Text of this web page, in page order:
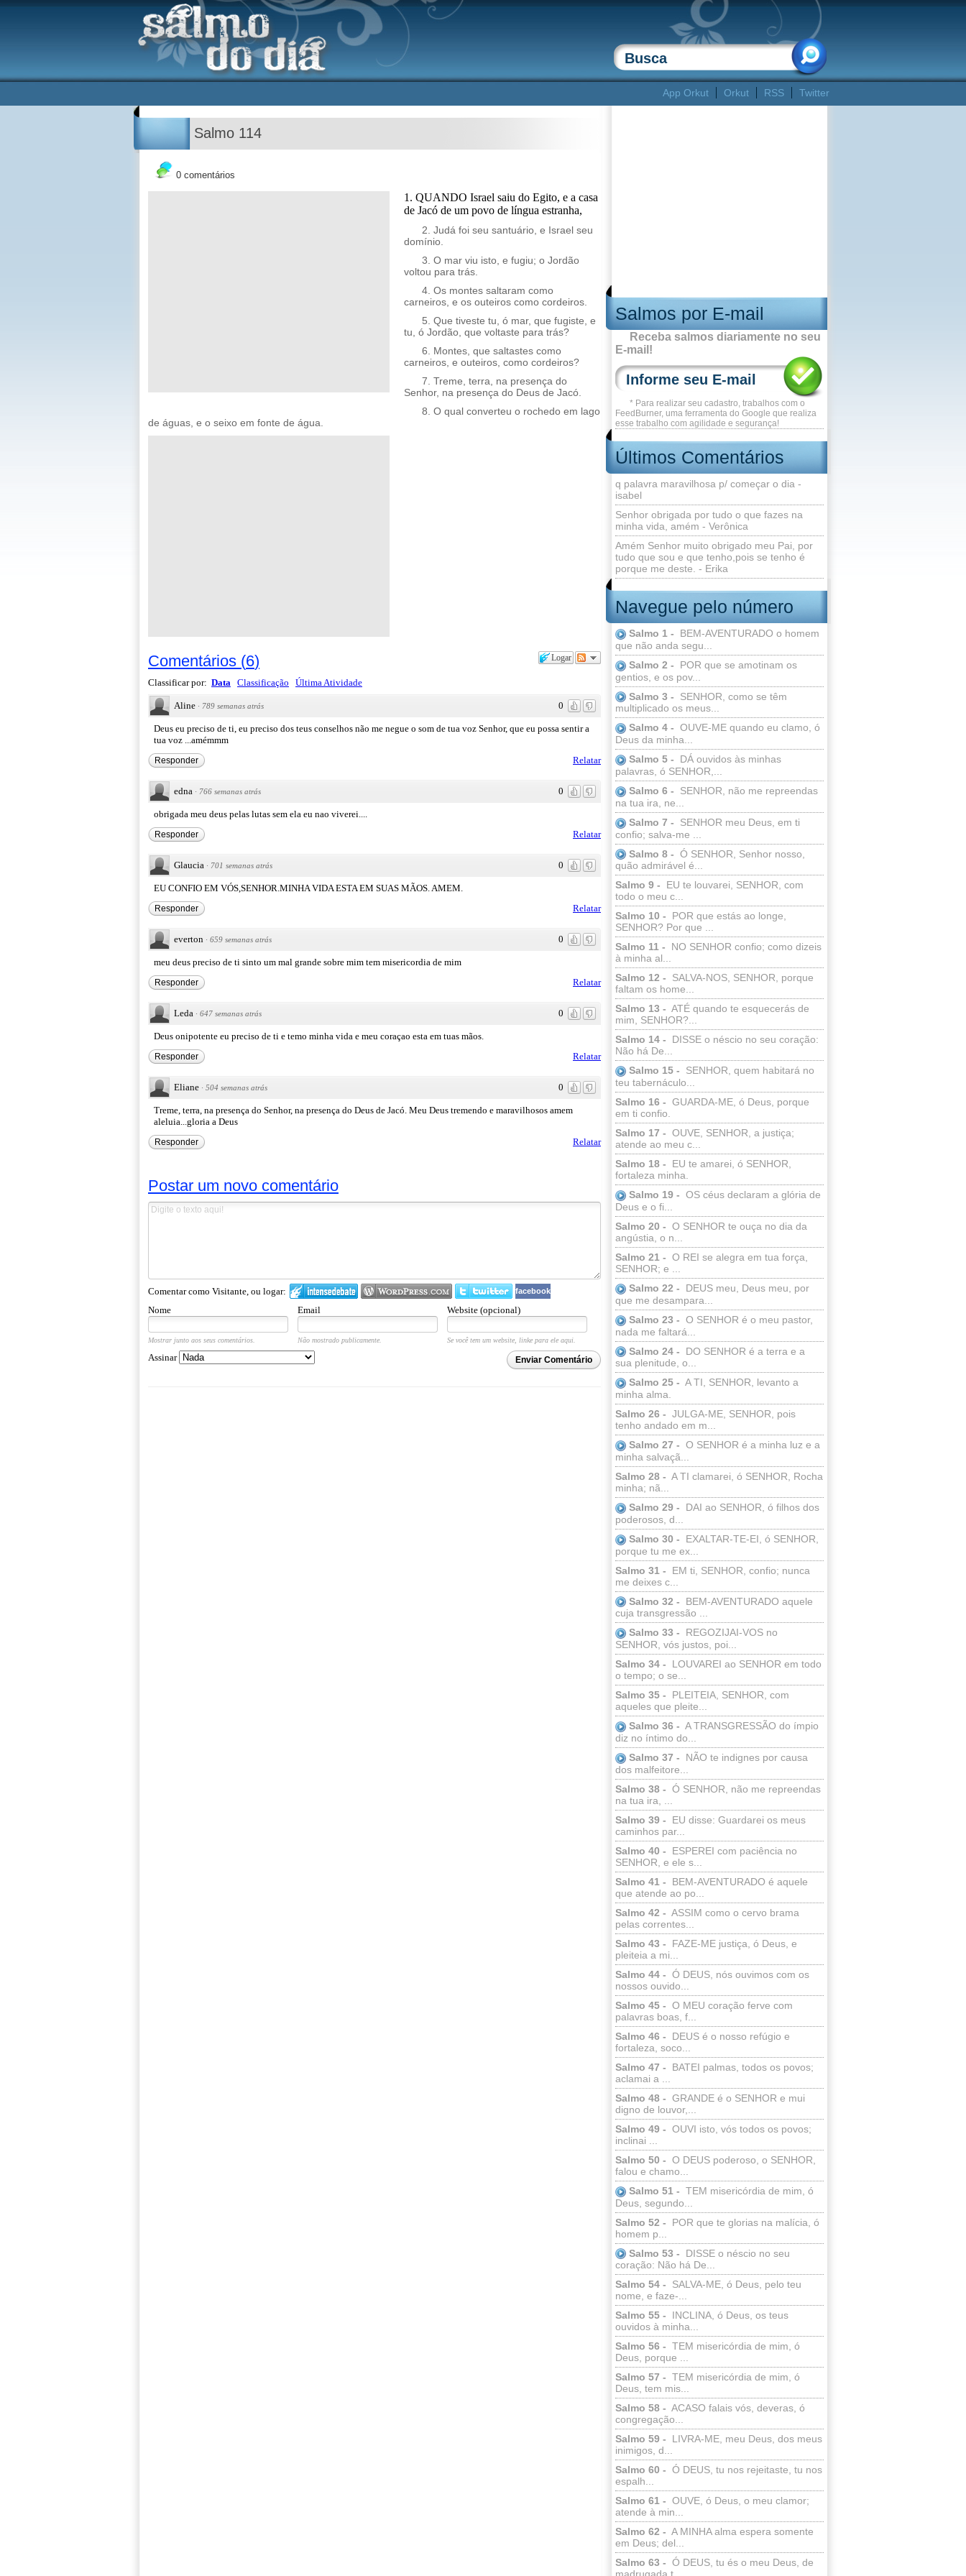
App Orkut Orkut RSS Twitter
Salmos por E-mail
Receba salmos diariamente no seu
E-mail!
* Para realizar seu cadastro, trabalhos com o
FeedBurner, uma ferramenta do Google que realiza
esse trabalho com agilidade e segurança!
Últimos Comentários
q palavra maravilhosa p/ começar o dia -
isabel
Senhor obrigada por tudo o que fazes na
minha vida, amém - Verônica
Amém Senhor muito obrigado meu Pai, por
tudo que sou e que tenho,pois se tenho é
porque me deste. - Erika
Navegue pelo número
Salmo 1 -
BEM-AVENTURADO o homem
que não anda segu...
Salmo 2 -
POR que se amotinam os
gentios, e os pov...
Salmo 3 -
SENHOR, como se têm
multiplicado os meus...
Salmo 4 - OUVE-ME quando eu clamo, ó
Deus da minha...
Salmo 5 -
DÁ ouvidos às minhas
palavras, ó SENHOR,...
Salmo 6 -
SENHOR, não me repreendas
na tua ira, ne...
Salmo 7 -
SENHOR meu Deus, em ti
confio; salva-me ...
Salmo 8 - Ó SENHOR, Senhor nosso,
quão admirável é...
Salmo 9 -
EU te louvarei, SENHOR, com
todo o meu c...
Salmo 10 -
POR que estás ao longe,
SENHOR? Por que ...
Salmo 11 -
NO SENHOR confio; como dizeis
à minha al...
Salmo 12 -
SALVA-NOS, SENHOR, porque
faltam os home...
Salmo 13 - ATÉ quando te esquecerás de
mim, SENHOR?...
Salmo 14 -
DISSE o néscio no seu coração:
Não há De...
Salmo 15 -
SENHOR, quem habitará no
teu tabernáculo...
Salmo 16 - GUARDA-ME, ó Deus, porque
em ti confio.
Salmo 17 - OUVE, SENHOR, a justiça;
atende ao meu c...
Salmo 18 -
EU te amarei, ó SENHOR,
fortaleza minha.
Salmo 19 - OS céus declaram a glória de
Deus e o fi...
Salmo 20 - O SENHOR te ouça no dia da
angústia, o n...
Salmo 21 - O REI se alegra em tua força,
SENHOR; e ...
Salmo 22 -
DEUS meu, Deus meu, por
que me desampara...
Salmo 23 - O SENHOR é o meu pastor,
nada me faltará...
Salmo 24 -
DO SENHOR é a terra e a
sua plenitude, o...
Salmo 25 - A TI, SENHOR, levanto a
minha alma.
Salmo 26 - JULGA-ME, SENHOR, pois
tenho andado em m...
Salmo 27 - O SENHOR é a minha luz e a
minha salvaçã...
Salmo 28 - A TI clamarei, ó SENHOR, Rocha
minha; nã...
Salmo 29 -
DAI ao SENHOR, ó filhos dos
poderosos, d...
Salmo 30 -
EXALTAR-TE-EI, ó SENHOR,
porque tu me ex...
Salmo 31 -
EM ti, SENHOR, confio; nunca
me deixes c...
Salmo 32 -
BEM-AVENTURADO aquele
cuja transgressão ...
Salmo 33 -
REGOZIJAI-VOS no
SENHOR, vós justos, poi...
Salmo 34 -
LOUVAREI ao SENHOR em todo
o tempo; o se...
Salmo 35 -
PLEITEIA, SENHOR, com
aqueles que pleite...
Salmo 36 - A TRANSGRESSÃO do ímpio
diz no íntimo do...
Salmo 37 -
NÃO te indignes por causa
dos malfeitore...
Salmo 38 - Ó SENHOR, não me repreendas
na tua ira, ...
Salmo 39 -
EU disse: Guardarei os meus
caminhos par...
Salmo 40 -
ESPEREI com paciência no
SENHOR, e ele s...
Salmo 41 -
BEM-AVENTURADO é aquele
que atende ao po...
Salmo 42 - ASSIM como o cervo brama
pelas correntes...
Salmo 43 -
FAZE-ME justiça, ó Deus, e
pleiteia a mi...
Salmo 44 - Ó DEUS, nós ouvimos com os
nossos ouvido...
Salmo 45 - O MEU coração ferve com
palavras boas, f...
Salmo 46 -
DEUS é o nosso refúgio e
fortaleza, soco...
Salmo 47 -
BATEI palmas, todos os povos;
aclamai a ...
Salmo 48 - GRANDE é o SENHOR e mui
digno de louvor,...
Salmo 49 - OUVI isto, vós todos os povos;
inclinai ...
Salmo 50 - O DEUS poderoso, o SENHOR,
falou e chamo...
Salmo 51 - TEM misericórdia de mim, ó
Deus, segundo...
Salmo 52 -
POR que te glorias na malícia, ó
homem p...
Salmo 53 -
DISSE o néscio no seu
coração: Não há De...
Salmo 54 -
SALVA-ME, ó Deus, pelo teu
nome, e faze-...
Salmo 55 -
INCLINA, ó Deus, os teus
ouvidos à minha...
Salmo 56 - TEM misericórdia de mim, ó
Deus, porque ...
Salmo 57 - TEM misericórdia de mim, ó
Deus, tem mis...
Salmo 58 - ACASO falais vós, deveras, ó
congregação...
Salmo 59 -
LIVRA-ME, meu Deus, dos meus
inimigos, d...
Salmo 60 - Ó DEUS, tu nos rejeitaste, tu nos
espalh...
Salmo 61 - OUVE, ó Deus, o meu clamor;
atende à min...
Salmo 62 - A MINHA alma espera somente
em Deus; del...
Salmo 63 - Ó DEUS, tu és o meu Deus, de
Salmo 114
0 comentários
1. QUANDO Israel saiu do Egito, e a casa
de Jacó de um povo de língua estranha,
2. Judá foi seu santuário, e Israel seu
domínio.
3. O mar viu isto, e fugiu; o Jordão
voltou para trás.
4. Os montes saltaram como
carneiros, e os outeiros como cordeiros.
5. Que tiveste tu, ó mar, que fugiste, e
tu, ó Jordão, que voltaste para trás?
6. Montes, que saltastes como
carneiros, e outeiros, como cordeiros?
7. Treme, terra, na presença do
Senhor, na presença do Deus de Jacó.
8. O qual converteu o rochedo em lago
de águas, e o seixo em fonte de água.
Logar
Comentários (6)
Classificar por: Data Classificação Última Atividade
0
Aline · 789 semanas atrás
Deus eu preciso de ti, eu preciso dos teus conselhos não me negue o som de tua voz Senhor, que eu possa sentir a
tua voz ...amémmm
Relatar
Responder
0
edna · 766 semanas atrás
obrigada meu deus pelas lutas sem ela eu nao viverei....
Relatar
Responder
0
Glaucia · 701 semanas atrás
EU CONFIO EM VÓS,SENHOR.MINHA VIDA ESTA EM SUAS MÃOS. AMEM.
Relatar
Responder
0
everton · 659 semanas atrás
meu deus preciso de ti sinto um mal grande sobre mim tem misericordia de mim
Relatar
Responder
0
Leda · 647 semanas atrás
Deus onipotente eu preciso de ti e temo minha vida e meu coraçao esta em tuas mãos.
Relatar
Responder
0
Eliane · 504 semanas atrás
Treme, terra, na presença do Senhor, na presença do Deus de Jacó. Meu Deus tremendo e maravilhosos amem
aleluia...gloria a Deus
Relatar
Responder
Postar um novo comentário
Comentar como Visitante, ou logar: facebook
Nome Email Website (opcional)
Mostrar junto aos seus comentários. Não mostrado publicamente. Se você tem um website, linke para ele aqui.
Enviar Comentário
Assinar